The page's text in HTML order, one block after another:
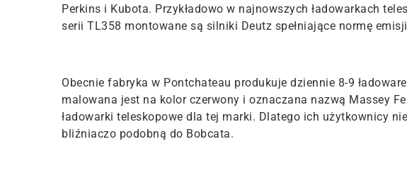
Perkins i Kubota. Przykładowo w najnowszych ładowarkach
serii TL358 montowane są silniki Deutz spełniające normę
Obecnie fabryka w Pontchateau produkuje dziennie 8-9
malowana jest na kolor czerwony i oznaczana nazwą Massey
ładowarki teleskopowe dla tej marki. Dlatego ich użytkownicy
bliźniaczo podobną do Bobcata.